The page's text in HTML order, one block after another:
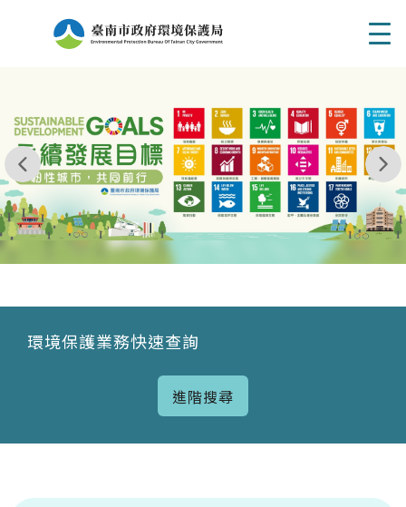
環境保護業務快速查詢
進階搜尋